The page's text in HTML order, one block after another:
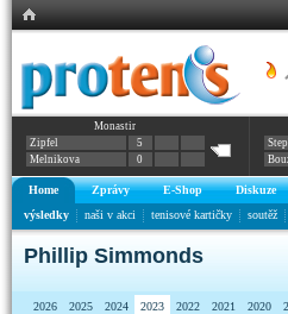
Monastir
Zipfel
5
Melnikova
0
Home Zprávy E-Shop Diskuze
výsledky
naši v akci tenisové kartičky soutěž
Phillip Simmonds
2026 2025 2024 2023 2022 2021 2020